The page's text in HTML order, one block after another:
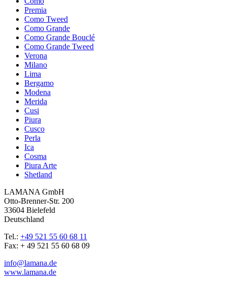
Premia
Como Tweed
Como Grande
Como Grande Bouclé
Como Grande Tweed
Verona
Milano
Lima
Bergamo
Modena
Merida
Cusi
Piura
Cusco
Perla
Ica
Cosma
Piura Arte
Shetland
LAMANA GmbH
Otto-Brenner-Str. 200
33604 Bielefeld
Deutschland
Tel.: +49 521 55 60 68 11
Fax: + 49 521 55 60 68 09
info@lamana.de
www.lamana.de